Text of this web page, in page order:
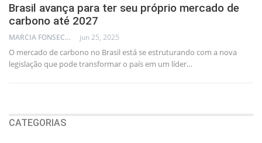
Brasil avança para ter seu próprio mercado de
carbono até 2027
MARCIA FONSECA - FINANCIAL CONSULTANT jun 25, 2025
O mercado de carbono no Brasil está se estruturando com a nova
legislação que pode transformar o país em um líder…
CATEGORIAS